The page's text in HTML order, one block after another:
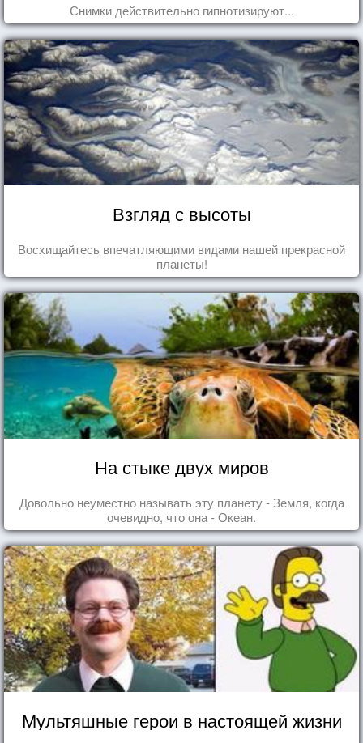
Снимки действительно гипнотизируют...
Взгляд с высоты
Восхищайтесь впечатляющими видами нашей прекрасной
планеты!
На стыке двух миров
Довольно неуместно называть эту планету - Земля, когда
очевидно, что она - Океан.
Мультяшные герои в настоящей жизни